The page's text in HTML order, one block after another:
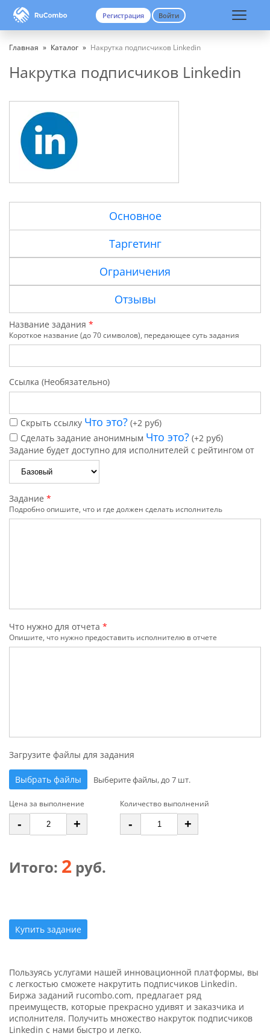
Вход Регистрация
Главная » Каталог » Накрутка подписчиков Linkedin
Регистрация Войти
Накрутка подписчиков Linkedin
Основное
Таргетинг
Ограничения
Отзывы
Название задания *
Короткое название (до 70 символов), передающее суть задания
Ссылка (Необязательно)
Скрыть ссылку Что это? (+2 руб)
Сделать задание анонимным Что это? (+2 руб)
Задание будет доступно для исполнителей с рейтингом от
Задание *
Подробно опишите, что и где должен сделать исполнитель
Что нужно для отчета *
Опишите, что нужно предоставить исполнителю в отчете
Загрузите файлы для задания
Выбрать файлы Выберите файлы, до 7 шт.
Цена за выполнение
- +
Количество выполнений
- +
Итого: 2 руб.
Купить задание
Пользуясь услугами нашей инновационной платформы, вы
с легкостью сможете накрутить подписчиков Linkedin.
Биржа заданий rucombo.com, предлагает ряд
преимуществ, которые прекрасно удивят и заказчика и
исполнителя. Получить множество накруток подписчиков
Linkedin с нами быстро и легко.